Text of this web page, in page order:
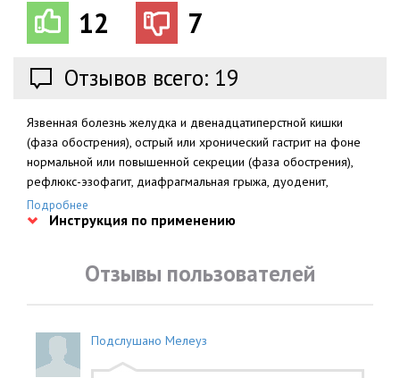
12 7
Отзывов всего: 19
Язвенная болезнь желудка и двенадцатиперстной кишки
(фаза обострения), острый или хронический гастрит на фоне
нормальной или повышенной секреции (фаза обострения),
рефлюкс-эзофагит, диафрагмальная грыжа, дуоденит,
энтерит, желудочно-кишечные расстройства, обусловленные
нарушением диеты, приемом лекарственных препаратов
Подробнее
Инструкция по применению
Отзывы пользователей
Подслушано Мелеуз